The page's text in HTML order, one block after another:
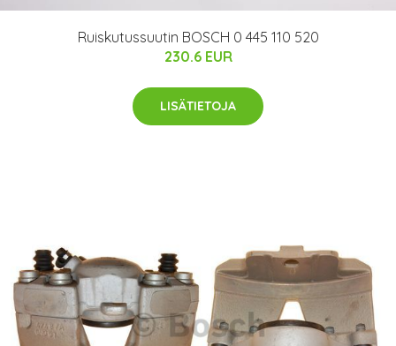
Ruiskutussuutin BOSCH 0 445 110 520
230.6 EUR
LISÄTIETOJA